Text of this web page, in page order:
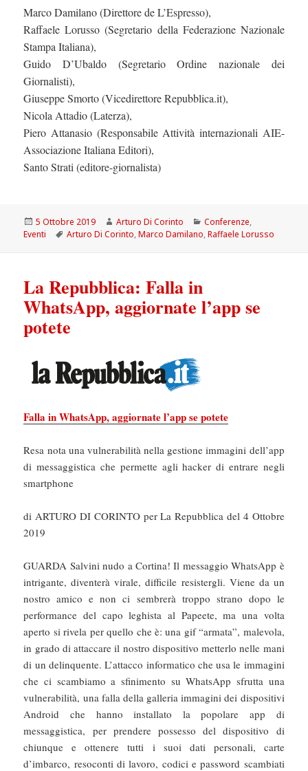
Marco Damilano (Direttore de L’Espresso),
Raffaele Lorusso (Segretario della Federazione Nazionale
Stampa Italiana),
Guido D’Ubaldo (Segretario Ordine nazionale dei
Giornalisti),
Giuseppe Smorto (Vicedirettore Repubblica.it),
Nicola Attadio (Laterza),
Piero Attanasio (Responsabile Attività internazionali AIE-
Associazione Italiana Editori),
Santo Strati (editore-giornalista)
Scritto
il
5 Ottobre 2019 Autore
Arturo Di Corinto Categorie
Conferenze,
Eventi
Tag
Arturo Di Corinto,Marco Damilano,Raffaele Lorusso
La Repubblica: Falla in
WhatsApp, aggiornate l’app se
potete
Falla in WhatsApp, aggiornate l’app se potete
Resa nota una vulnerabilità nella gestione immagini dell’app
di messaggistica che permette agli hacker di entrare negli
smartphone
di ARTURO DI CORINTO per La Repubblica del 4 Ottobre
2019
GUARDA Salvini nudo a Cortina! Il messaggio WhatsApp è
intrigante, diventerà virale, difficile resistergli. Viene da un
nostro amico e non ci sembrerà troppo strano dopo le
performance del capo leghista al Papeete, ma una volta
aperto si rivela per quello che è: una gif “armata”, malevola,
in grado di attaccare il nostro dispositivo metterlo nelle mani
di un delinquente. L’attacco informatico che usa le immagini
che ci scambiamo a sfinimento su WhatsApp sfrutta una
vulnerabilità, una falla della galleria immagini dei dispositivi
Android che hanno installato la popolare app di
messaggistica, per prendere possesso del dispositivo di
chiunque e ottenere tutti i suoi dati personali, carte
d’imbarco, resoconti di lavoro, codici e password scambiati